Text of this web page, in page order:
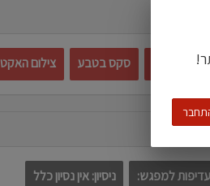
מקדימים סקס בטבע צילום האקט
עדיפות למפגש: ניסיון: אין נסיון כלל